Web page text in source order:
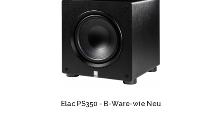
Elac PS350 - B-Ware-wie Neu